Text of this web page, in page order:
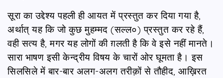
सूरा का उद्देश्य पहली ही आयत में प्रस्तुत कर दिया गया है,
अर्थात् यह कि जो कुछ मुहम्मद (सल्ल०) प्रस्तुत कर रहे हैं,
वही सत्य है, मगर यह लोगों की ग़लती है कि वे इसे नहीं मानते।
सारा भाषण इसी केन्द्रीय विषय के चारों ओर घूमता है। इस
सिलसिले में बार-बार अलग-अलग तरीक़ों से तौहीद, आख़िरत